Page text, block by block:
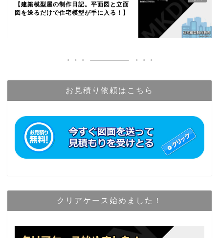
【建築模型屋の制作日記。平面図と立面
図を送るだけで住宅模型が手に入る！】
お見積り依頼はこちら
クリアケース始めました！